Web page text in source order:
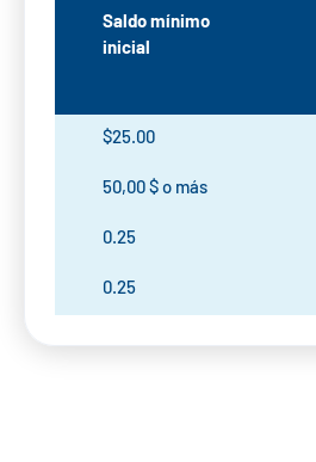
Saldo mínimo
inicial
$25.00
50,00 $ o más
0.25
0.25